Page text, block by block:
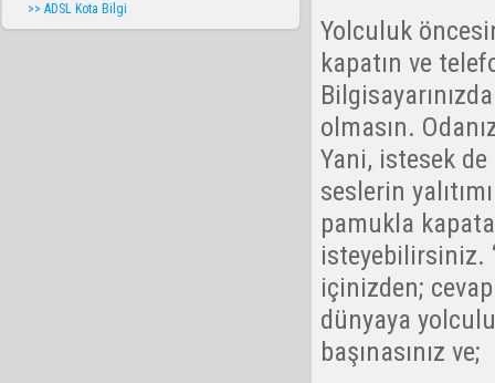
>> ADSL Kota Bilgi
Yolculuk
kapatın ve
olmasın.
Yani, istesek
seslerin
pamukla
isteyebilirsiniz.
içinizden;
dünyaya
başınasınız ve;